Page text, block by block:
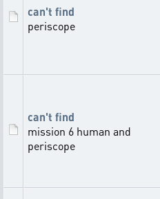
can't find
periscope
can't find
mission 6 human and
periscope